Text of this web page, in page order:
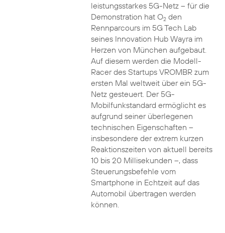
leistungsstarkes 5G-Netz – für die
Demonstration hat O2den
Rennparcours im 5G Tech Lab
seines Innovation Hub Wayra im
Herzen von München aufgebaut.
Auf diesem werden die Modell-
Racer des Startups VROMBR zum
ersten Mal weltweit über ein 5G-
Netz gesteuert. Der 5G-
Mobilfunkstandard ermöglicht es
aufgrund seiner überlegenen
technischen Eigenschaften –
insbesondere der extrem kurzen
Reaktionszeiten von aktuell bereits
10 bis 20 Millisekunden –, dass
Steuerungsbefehle vom
Smartphone in Echtzeit auf das
Automobil übertragen werden
können.